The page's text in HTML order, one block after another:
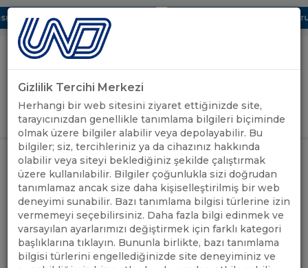
Dijital UBAK Bölümü Hakkında UND, Yunanistan Vize
Uluslararası Nakliyeciler Derneği
GİRİŞ YAP
ANASAYFA /
ÖNEMLİ
DUYURULAR
/
POLONYA: SINIR
KONTROLLERİNİN YENİDEN
BAŞLATILMASI HAKKINDA
POLONYA: SINIR
KONTROLLERİNİN YENİDEN
Gizlilik Tercihi Merkezi
Herhangi bir web sitesini ziyaret ettiğinizde site,
tarayıcınızdan genellikle tanımlama bilgileri biçiminde
olmak üzere bilgiler alabilir veya depolayabilir. Bu
bilgiler; siz, tercihleriniz ya da cihazınız hakkında
olabilir veya siteyi beklediğiniz şekilde çalıştırmak
üzere kullanılabilir. Bilgiler çoğunlukla sizi doğrudan
tanımlamaz ancak size daha kişiselleştirilmiş bir web
deneyimi sunabilir. Bazı tanımlama bilgisi türlerine izin
vermemeyi seçebilirsiniz. Daha fazla bilgi edinmek ve
varsayılan ayarlarımızı değiştirmek için farklı kategori
başlıklarına tıklayın. Bununla birlikte, bazı tanımlama
bilgisi türlerini engellediğinizde site deneyiminiz ve